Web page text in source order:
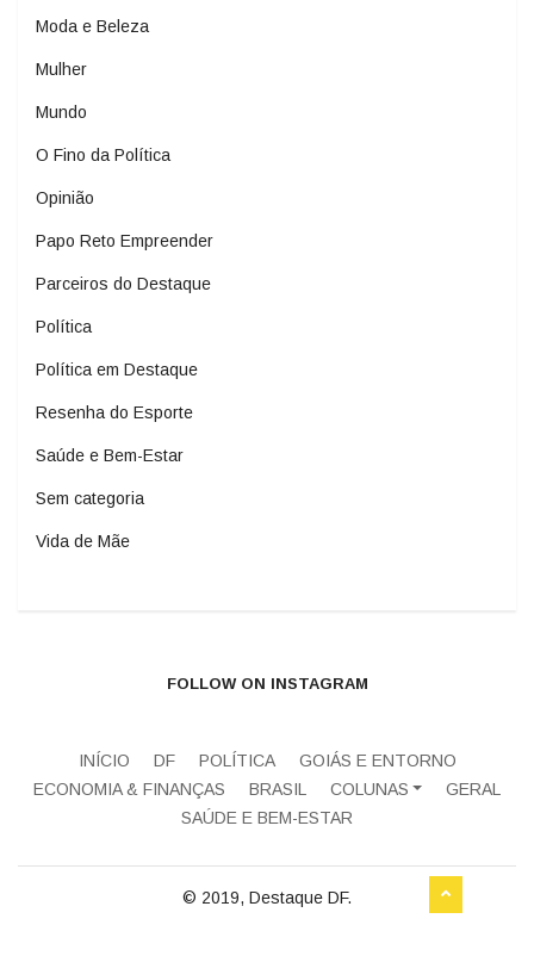
Moda e Beleza
Mulher
Mundo
O Fino da Política
Opinião
Papo Reto Empreender
Parceiros do Destaque
Política
Política em Destaque
Resenha do Esporte
Saúde e Bem-Estar
Sem categoria
Vida de Mãe
FOLLOW ON INSTAGRAM
INÍCIO DF POLÍTICA
GOIÁS E ENTORNO
ECONOMIA & FINANÇAS
BRASIL COLUNAS
GERAL
SAÚDE E BEM-ESTAR
© 2019, Destaque DF.